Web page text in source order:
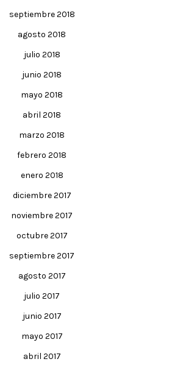
septiembre 2018
agosto 2018
julio 2018
junio 2018
mayo 2018
abril 2018
marzo 2018
febrero 2018
enero 2018
diciembre 2017
noviembre 2017
octubre 2017
septiembre 2017
agosto 2017
julio 2017
junio 2017
mayo 2017
abril 2017